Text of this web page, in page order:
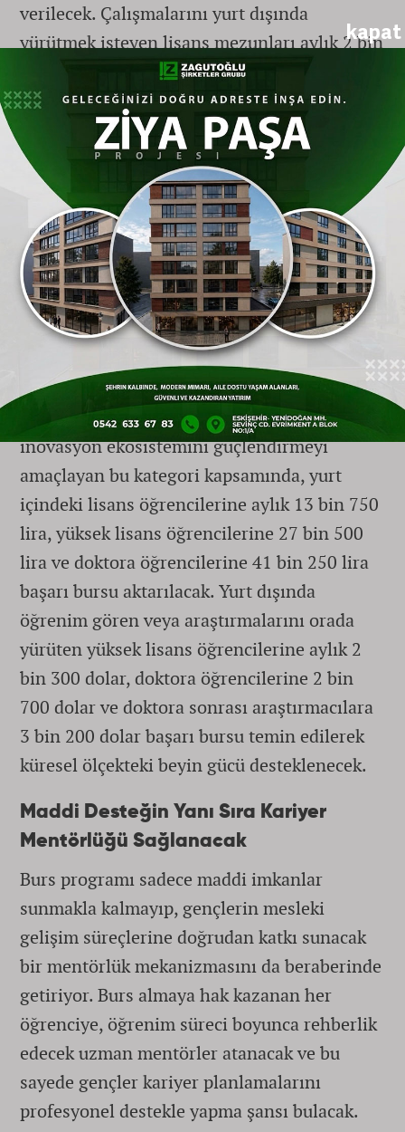
kapat
verilecek. Çalışmalarını yurt dışında
yürütmek isteyen lisans mezunları aylık 2 bin
200 dolar, yüksek lisans öğrencileri 2 bin 300
dolar, yüksek lisans mezunları 2 bin 450
dolar, doktora öğrencileri 2 bin 700 dolar ve
doktora sonrası araştırmacılar da 3 bin 200
dolar burs imkanından yararlanabilecek.
Üstün Akademik Performansa Başarı
Bursları
Programın ikinci ayağını oluşturan başarı
bursları ise öğrenimleri sırasında üstün
akademik performans sergileyen öğrencileri
doğrudan Bakanlığın faaliyet alanlarına
yönlendirmeyi hedefliyor. Ulusal AR-GE ve
inovasyon ekosistemini güçlendirmeyi
amaçlayan bu kategori kapsamında, yurt
içindeki lisans öğrencilerine aylık 13 bin 750
lira, yüksek lisans öğrencilerine 27 bin 500
lira ve doktora öğrencilerine 41 bin 250 lira
başarı bursu aktarılacak. Yurt dışında
öğrenim gören veya araştırmalarını orada
yürüten yüksek lisans öğrencilerine aylık 2
bin 300 dolar, doktora öğrencilerine 2 bin
700 dolar ve doktora sonrası araştırmacılara
3 bin 200 dolar başarı bursu temin edilerek
küresel ölçekteki beyin gücü desteklenecek.
Maddi Desteğin Yanı Sıra Kariyer
Mentörlüğü Sağlanacak
Burs programı sadece maddi imkanlar
sunmakla kalmayıp, gençlerin mesleki
gelişim süreçlerine doğrudan katkı sunacak
bir mentörlük mekanizmasını da beraberinde
getiriyor. Burs almaya hak kazanan her
öğrenciye, öğrenim süreci boyunca rehberlik
edecek uzman mentörler atanacak ve bu
sayede gençler kariyer planlamalarını
profesyonel destekle yapma şansı bulacak.